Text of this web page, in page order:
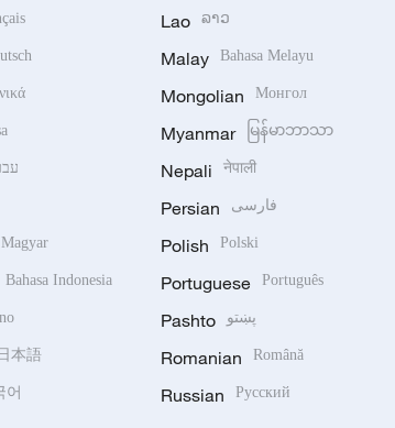
Magyar
Bahasa Indonesia
日本語
어
Lao ລາວ
Malay Bahasa Melayu
Mongolian Монгол
Myanmar မြန်မာဘာသာ
Nepali नेपाली
Persian فارسی
Polish Polski
Portuguese Português
Pashto پښتو
Romanian Română
Russian Русский